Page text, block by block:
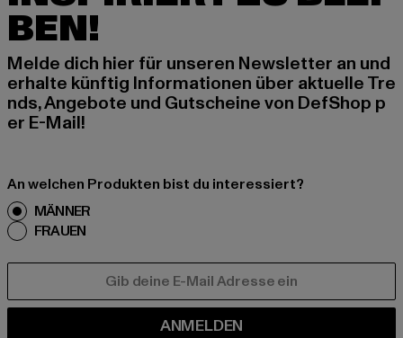
BEN!
Melde dich hier für unseren Newsletter an und
erhalte künftig Informationen über aktuelle Tre
nds, Angebote und Gutscheine von DefShop p
er E-Mail!
An welchen Produkten bist du interessiert?
MÄNNER
FRAUEN
ANMELDEN